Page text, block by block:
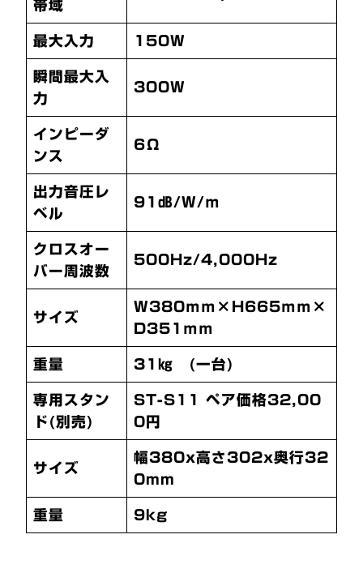
帯域
最大入力 150W
瞬間最大入
力
300W
インピーダ
ンス
6Ω
出力音圧レ
ベル
91㏈/W/ｍ
クロスオー
バー周波数
500Hz/4,000Hz
サイズ
W380ｍｍ×H665ｍｍ×
D351ｍｍ
重量 31㎏ (一台)
専用スタン
ド(別売)
ST-S11 ペア価格32,00
0円
サイズ
幅380x高さ302x奥行32
0mm
重量 9kg